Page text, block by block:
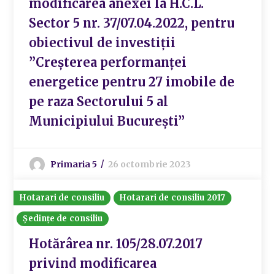
modificarea anexei la H.C.L.
Sector 5 nr. 37/07.04.2022, pentru
obiectivul de investiții
”Creșterea performanței
energetice pentru 27 imobile de
pe raza Sectorului 5 al
Municipiului București”
Primaria 5 26 octombrie 2023
Hotarari de consiliu
Hotarari de consiliu 2017
Ședințe de consiliu
Hotărârea nr. 105/28.07.2017
privind modificarea